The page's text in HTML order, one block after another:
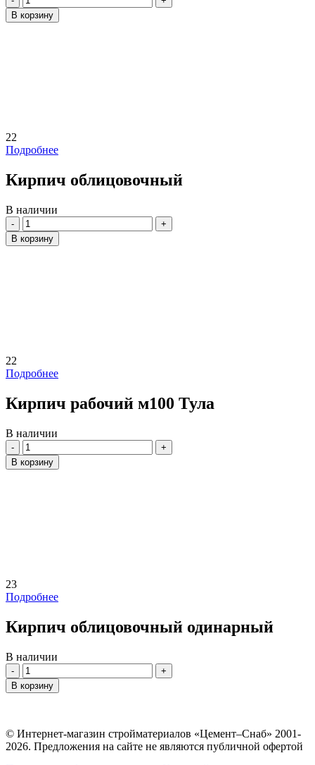
В корзину
22
Подробнее
Кирпич облицовочный
В наличии
Количество
В корзину
22
Подробнее
Кирпич рабочий м100 Тула
В наличии
Количество
В корзину
23
Подробнее
Кирпич облицовочный одинарный
В наличии
Количество
В корзину
© Интернет-магазин стройматериалов «Цемент–Снаб» 2001-
2026. Предложения на сайте не являются публичной офертой